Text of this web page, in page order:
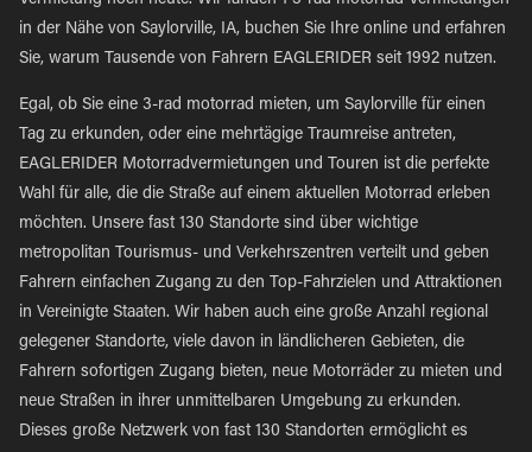
in der Nähe von Saylorville, IA, buchen Sie Ihre online und erfahren
Sie, warum Tausende von Fahrern EAGLERIDER seit 1992 nutzen.
Egal, ob Sie eine 3-rad motorrad mieten, um Saylorville für einen
Tag zu erkunden, oder eine mehrtägige Traumreise antreten,
EAGLERIDER Motorradvermietungen und Touren ist die perfekte
Wahl für alle, die die Straße auf einem aktuellen Motorrad erleben
möchten. Unsere fast 130 Standorte sind über wichtige
metropolitan Tourismus- und Verkehrszentren verteilt und geben
Fahrern einfachen Zugang zu den Top-Fahrzielen und Attraktionen
in Vereinigte Staaten. Wir haben auch eine große Anzahl regional
gelegener Standorte, viele davon in ländlicheren Gebieten, die
Fahrern sofortigen Zugang bieten, neue Motorräder zu mieten und
neue Straßen in ihrer unmittelbaren Umgebung zu erkunden.
Dieses große Netzwerk von fast 130 Standorten ermöglicht es